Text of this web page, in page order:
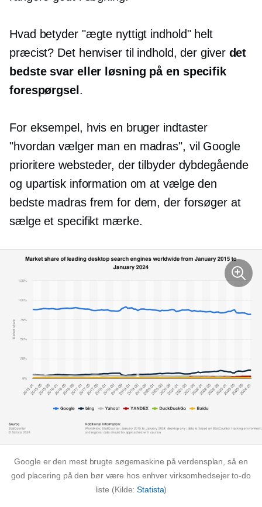
Hvad betyder "ægte nyttigt indhold" helt
præcist? Det henviser til indhold, der giver det
bedste svar eller løsning på en specifik
forespørgsel .
For eksempel, hvis en bruger indtaster
"hvordan vælger man en madras", vil Google
prioritere websteder, der tilbyder dybdegående
og upartisk information om at vælge den
bedste madras frem for dem, der forsøger at
sælge et specifikt mærke.
Google er den mest brugte søgemaskine på verdensplan, så en
god placering på den bør være hos enhver virksomhedsejerto-do
liste (Kilde:Statista)